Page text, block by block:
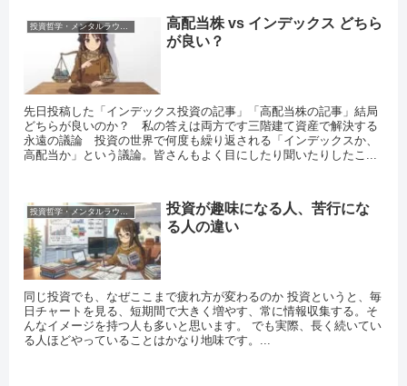
高配当株 vs インデックス どちら
が良い？
先日投稿した「インデックス投資の記事」「高配当株の記事」結局
どちらが良いのか？ 私の答えは両方です三階建て資産で解決する
永遠の議論 投資の世界で何度も繰り返される「インデックスか、
高配当か」という議論。皆さんもよく目にしたり聞いたりしたこ...
投資哲学・メンタルラウンジ
投資が趣味になる人、苦行にな
る人の違い
同じ投資でも、なぜここまで疲れ方が変わるのか 投資というと、毎
日チャートを見る、短期間で大きく増やす、常に情報収集する。そ
んなイメージを持つ人も多いと思います。 でも実際、長く続いてい
る人ほどやっていることはかなり地味です。...